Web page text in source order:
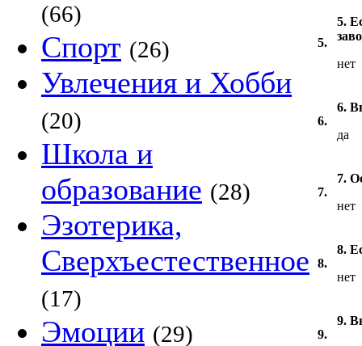
(66)
Спорт (26)
Увлечения и Хобби
(20)
Школа и
образование (28)
Эзотерика,
Сверхъестественное
(17)
Эмоции (29)
5.
5.
нет
6.
6.
да
7.
7.
нет
8.
8.
нет
9.
9.